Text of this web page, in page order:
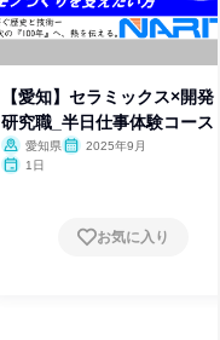
【愛知】セラミックス×開発
研究職_半日仕事体験コース
愛知県
2025年9月
1日
お気に入り